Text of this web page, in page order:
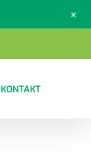
KONTAKT
+